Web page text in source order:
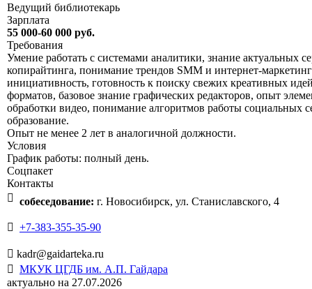
Ведущий библиотекарь
Зарплата
55 000-60 000 руб.
Требования
Умение работать с системами аналитики, знание актуальных
копирайтинга, понимание трендов SMM и интернет-
инициативность, готовность к поиску свежих креативных
форматов, базовое знание графических редакторов, опыт
обработки видео, понимание алгоритмов работы социальных
образование.
Опыт не менее 2 лет в аналогичной должности.
Условия
График работы: полный день.
Соцпакет
Контакты
 собеседование: г. Новосибирск, ул. Станиславского, 4
 +7-383-355-35-90
 kadr@gaidarteka.ru
 МКУК ЦГДБ им. А.П. Гайдара
актуально на 27.07.2026